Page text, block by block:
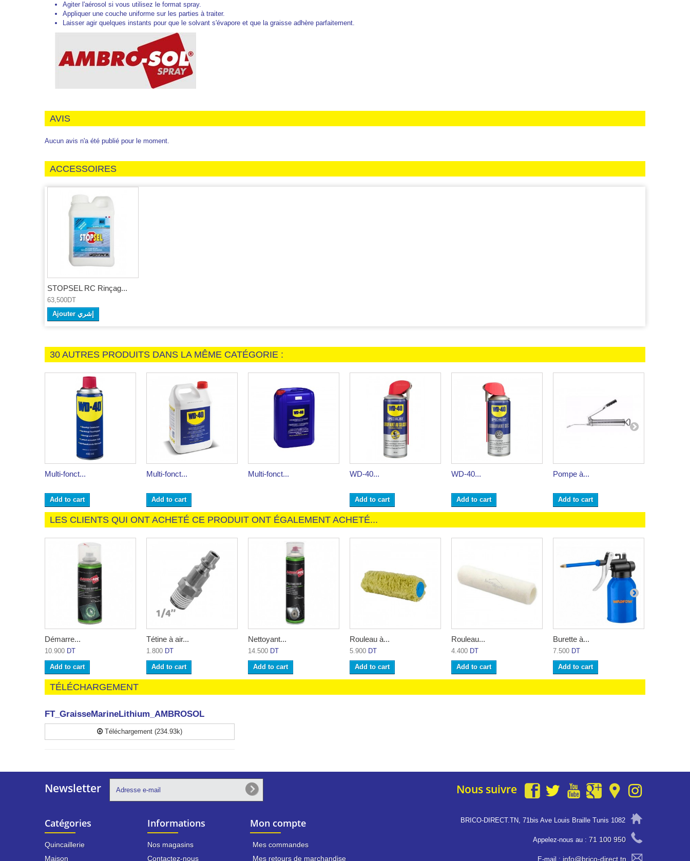
Agiter l'aérosol si vous utilisez le format spray.
Appliquer une couche uniforme sur les parties à traiter.
Laisser agir quelques instants pour que le solvant s'évapore et que la graisse adhère parfaitement.
AVIS
Aucun avis n'a été publié pour le moment.
ACCESSOIRES
STOPSEL RC Rinçag...
63,500DT
Ajouter إشري
30 AUTRES PRODUITS DANS LA MÊME CATÉGORIE :
Multi-fonct...
Add to cart
Multi-fonct...
Add to cart
Multi-fonct... WD-40...
Add to cart
WD-40...
Add to cart
Pompe à...
Add to cart
LES CLIENTS QUI ONT ACHETÉ CE PRODUIT ONT ÉGALEMENT ACHETÉ...
Démarre...
10.900 DT
Add to cart
Tétine à air...
1.800 DT
Add to cart
Nettoyant...
14.500 DT
Add to cart
Rouleau à...
5.900 DT
Add to cart
Rouleau...
4.400 DT
Add to cart
Burette à...
7.500 DT
Add to cart
TÉLÉCHARGEMENT
FT_GraisseMarineLithium_AMBROSOL
Téléchargement (234.93k)
Newsletter Nous suivre
Catégories
Quincaillerie
Maison
Informations
Nos magasins
Contactez-nous
Mon compte
Mes commandes
Mes retours de marchandise
BRICO-DIRECT.TN, 71bis Ave Louis Braille Tunis 1082
Appelez-nous au : 71 100 950
E-mail : info@brico-direct.tn